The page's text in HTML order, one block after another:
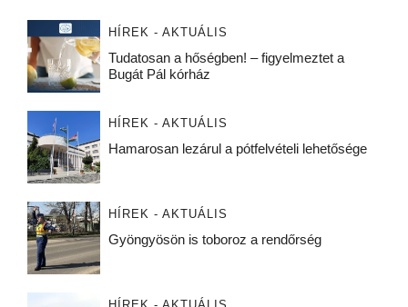
HÍREK - AKTUÁLIS
Tudatosan a hőségben! – figyelmeztet a
Bugát Pál kórház
HÍREK - AKTUÁLIS
Hamarosan lezárul a pótfelvételi lehetősége
HÍREK - AKTUÁLIS
Gyöngyösön is toboroz a rendőrség